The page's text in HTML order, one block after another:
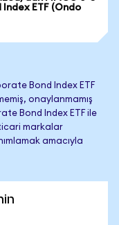
ETF (Ondo
Bond Index ETF
onaylanmamış
Bond Index ETF ile
markalar
amacıyla